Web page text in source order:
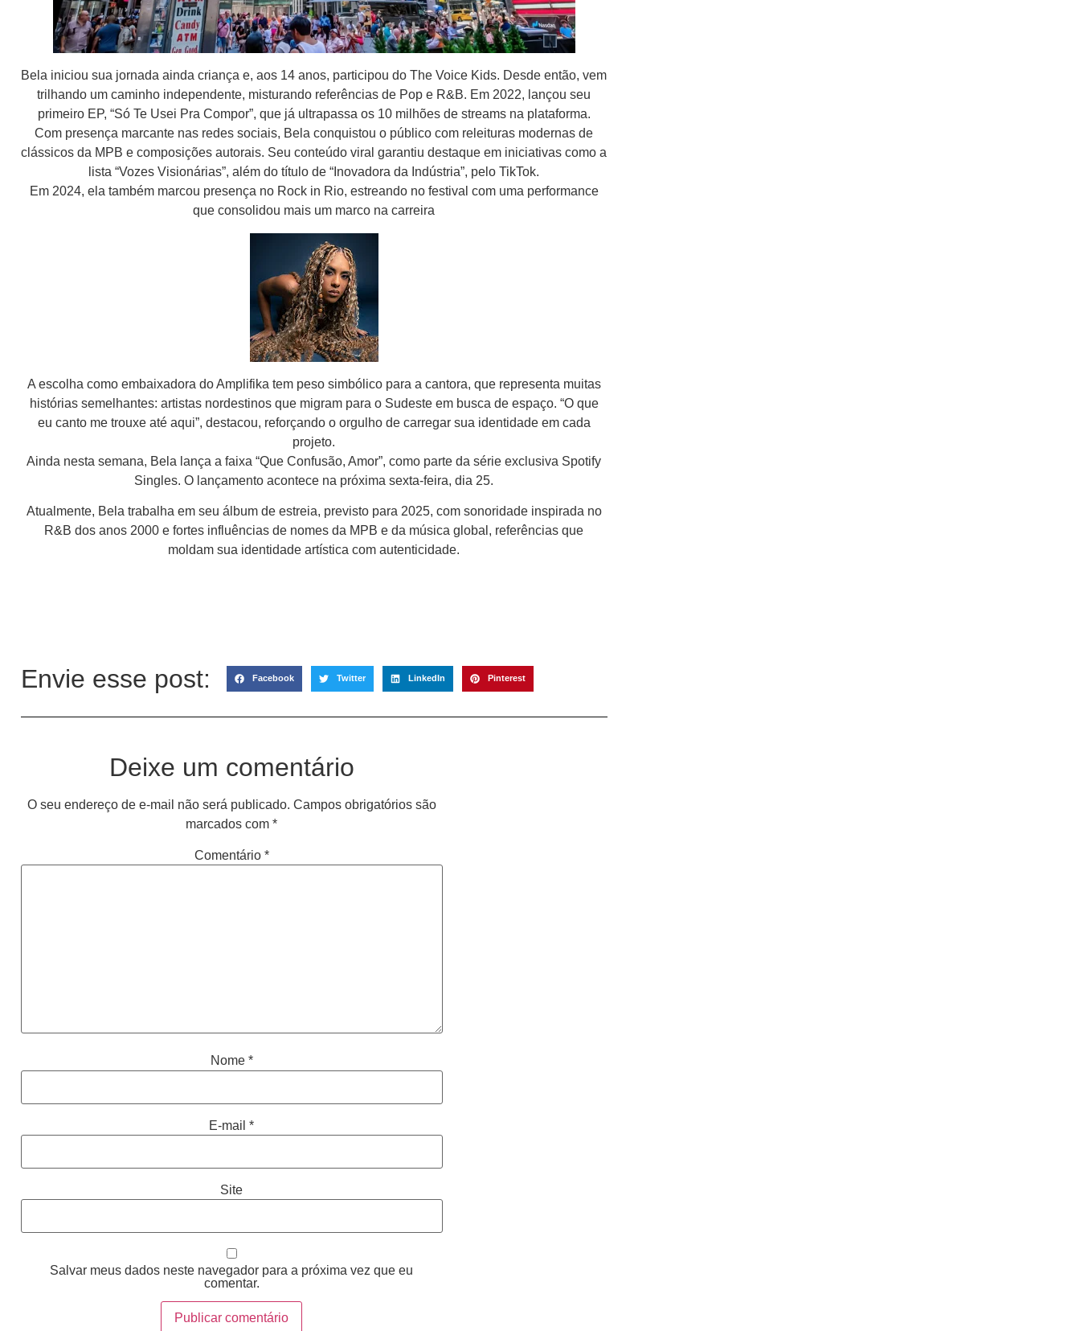
Bela iniciou sua jornada ainda criança e, aos 14 anos, participou do The Voice Kids. Desde então, vem
trilhando um caminho independente, misturando referências de Pop e R&B. Em 2022, lançou seu
primeiro EP, “Só Te Usei Pra Compor”, que já ultrapassa os 10 milhões de streams na plataforma.
Com presença marcante nas redes sociais, Bela conquistou o público com releituras modernas de
clássicos da MPB e composições autorais. Seu conteúdo viral garantiu destaque em iniciativas como a
lista “Vozes Visionárias”, além do título de “Inovadora da Indústria”, pelo TikTok.
Em 2024, ela também marcou presença no Rock in Rio, estreando no festival com uma performance
que consolidou mais um marco na carreira
A escolha como embaixadora do Amplifika tem peso simbólico para a cantora, que representa muitas
histórias semelhantes: artistas nordestinos que migram para o Sudeste em busca de espaço. “O que
eu canto me trouxe até aqui”, destacou, reforçando o orgulho de carregar sua identidade em cada
projeto.
Ainda nesta semana, Bela lança a faixa “Que Confusão, Amor”, como parte da série exclusiva Spotify
Singles. O lançamento acontece na próxima sexta-feira, dia 25.
Atualmente, Bela trabalha em seu álbum de estreia, previsto para 2025, com sonoridade inspirada no
R&B dos anos 2000 e fortes influências de nomes da MPB e da música global, referências que
moldam sua identidade artística com autenticidade.
Envie esse post: Facebook Twitter LinkedIn Pinterest
Deixe um comentário
O seu endereço de e-mail não será publicado. Campos obrigatórios são
marcados com*
Comentário *
Nome *
E-mail*
Site
Salvar meus dados neste navegador para a próxima vez que eu
comentar.